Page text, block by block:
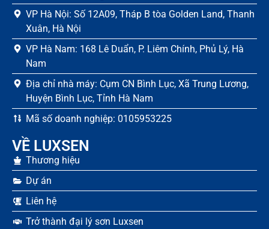
VỀ LUXSEN
Thương hiệu
Dự án
Liên hệ
Trở thành đại lý sơn Luxsen
VP Hà Nội: Số 12A09, Tháp B tòa Golden Land, Thanh
Xuân, Hà Nội
VP Hà Nam: 168 Lê Duẩn, P. Liêm Chính, Phủ Lý, Hà
Nam
Địa chỉ nhà máy: Cụm CN Bình Lục, Xã Trung Lương,
Huyện Bình Lục, Tỉnh Hà Nam
Mã số doanh nghiệp: 0105953225